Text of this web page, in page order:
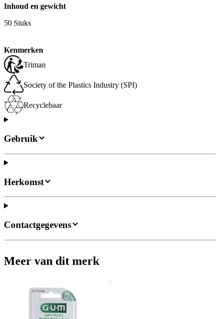
Inhoud en gewicht
50 Stuks
Kenmerken
Triman
Society of the Plastics Industry (SPI)
Recyclebaar
Gebruik
Herkomst
Contactgegevens
Meer van dit merk